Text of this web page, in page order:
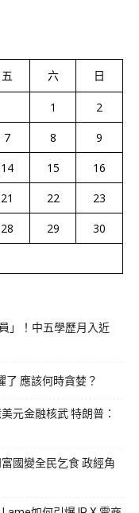
五 六 日
1
2
7 8
9
14 15
16
21 22
23
28 29
30
」！中五學歷月入近
了 應該何時貪婪？
元金融核武 特朗普：
國變全民乞食 政經角